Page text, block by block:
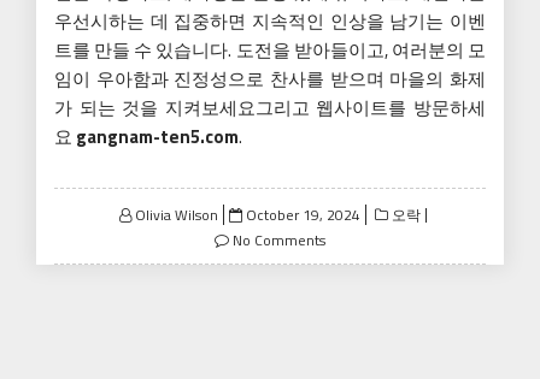
우선시하는 데 집중하면 지속적인 인상을 남기는 이벤
트를 만들 수 있습니다. 도전을 받아들이고, 여러분의 모
임이 우아함과 진정성으로 찬사를 받으며 마을의 화제
가 되는 것을 지켜보세요그리고 웹사이트를 방문하세
요 gangnam-ten5.com.
Olivia Wilson
Posted
on
October 19, 2024 오락
No Comments